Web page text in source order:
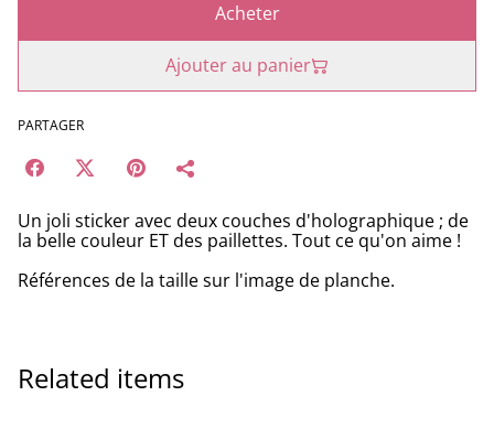
Acheter
Ajouter au panier
PARTAGER
Un joli sticker avec deux couches d'holographique ; de
la belle couleur ET des paillettes. Tout ce qu'on aime !
Références de la taille sur l'image de planche.
Related items